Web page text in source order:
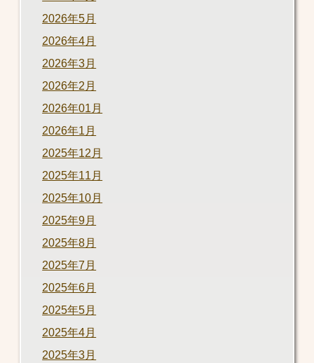
2026年5月
2026年4月
2026年3月
2026年2月
2026年01月
2026年1月
2025年12月
2025年11月
2025年10月
2025年9月
2025年8月
2025年7月
2025年6月
2025年5月
2025年4月
2025年3月